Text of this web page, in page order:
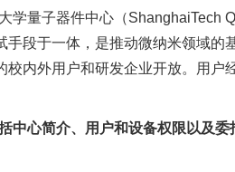
大学量子器件中心（
手段于一体，是推动微纳米领域
校内外用户和研发企业开放。用
中心简介、用户和设备权限以及